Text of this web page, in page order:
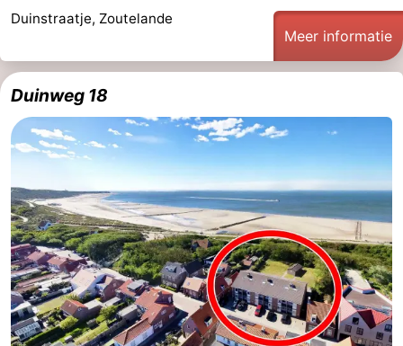
Duinstraatje, Zoutelande
Meer informatie
Duinweg 18